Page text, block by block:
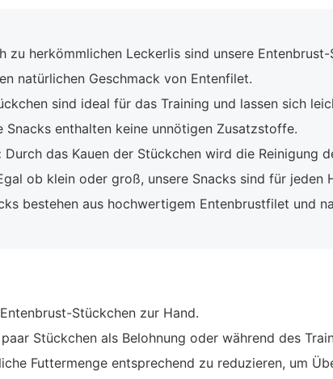
zu herkömmlichen Leckerlis sind unsere
natürlichen Geschmack von Entenfilet.
sind ideal für das Training und lassen sich
Snacks enthalten keine unnötigen Zusatzstoffe.
Durch das Kauen der Stückchen wird die Reinigung
ob klein oder groß, unsere Snacks sind für jeden
bestehen aus hochwertigem Entenbrustfilet und
Stückchen zur Hand.
Stückchen als Belohnung oder während des
Futtermenge entsprechend zu reduzieren, um